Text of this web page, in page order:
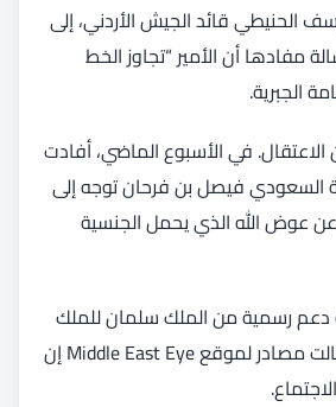
الحنيطي قائد الجيش الأردني، إلى
مفادها أن الأمير “تجاوز الخط
الجبرية.
الاعتقال. في الأسبوع الماضي، أفادت
السعودي فيصل بن فرحان توجه إلى
عن عوض الله الذي يحمل الجنسية
دعم رسمية من الملك سلمان للملك
عبد الله. ومع ذلك، قالت مصادر لموقع Middle East Eye إن